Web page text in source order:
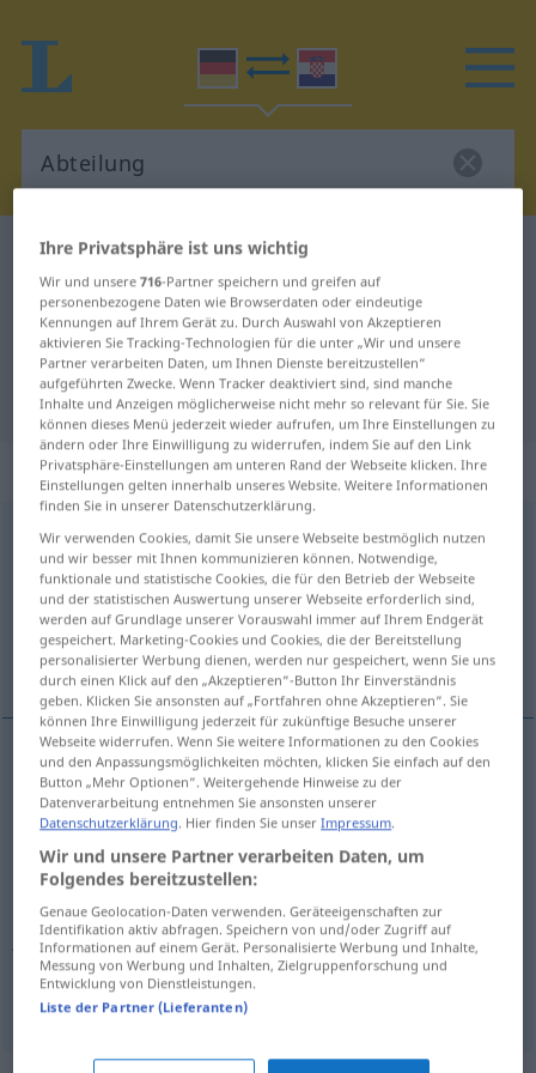
Deutsch-Kroatisch Wörterbuch
Deutsch-Kroatisch Übersetzung für
"Abteilung"
"Abteilung" Kroatisch Übersetzung
„Abteilung“: Femininum
Abteilungf <Abteilung;-en>
Übersicht aller Übersetzungen
(Für mehr Details die Übersetzung anklicken/antippen)
odio, odjel, odsjek, sekcija, jedinica, odred
odio,odjel Abteilung
Betrieb auch
jedinica Abteilungim Krankenhaus auch
odred Abteilung
Ihre Privatsphäre ist uns wichtig
Wir und unsere716-Partner speichern und greifen auf
personenbezogene Daten wie Browserdaten oder eindeutige
Kennungen auf Ihrem Gerät zu. Durch Auswahl von Akzeptieren
aktivieren Sie Tracking-Technologien für die unter „Wir und unsere
Partner verarbeiten Daten, um Ihnen Dienste bereitzustellen“
aufgeführten Zwecke. Wenn Tracker deaktiviert sind, sind manche
Inhalte und Anzeigen möglicherweise nicht mehr so relevant für Sie. Sie
können dieses Menü jederzeit wieder aufrufen, um Ihre Einstellungen zu
ändern oder Ihre Einwilligung zu widerrufen, indem Sie auf den Link
Privatsphäre-Einstellungen am unteren Rand der Webseite klicken. Ihre
Einstellungen gelten innerhalb unseres Website. Weitere Informationen
finden Sie in unserer Datenschutzerklärung.
Wir verwenden Cookies, damit Sie unsere Webseite bestmöglich nutzen
und wir besser mit Ihnen kommunizieren können. Notwendige,
funktionale und statistische Cookies, die für den Betrieb der Webseite
und der statistischen Auswertung unserer Webseite erforderlich sind,
werden auf Grundlage unserer Vorauswahl immer auf Ihrem Endgerät
gespeichert. Marketing-Cookies und Cookies, die der Bereitstellung
personalisierter Werbung dienen, werden nur gespeichert, wenn Sie uns
durch einen Klick auf den „Akzeptieren“-Button Ihr Einverständnis
geben. Klicken Sie ansonsten auf „Fortfahren ohne Akzeptieren“. Sie
können Ihre Einwilligung jederzeit für zukünftige Besuche unserer
Webseite widerrufen. Wenn Sie weitere Informationen zu den Cookies
und den Anpassungsmöglichkeiten möchten, klicken Sie einfach auf den
Button „Mehr Optionen“. Weitergehende Hinweise zu der
Datenverarbeitung entnehmen Sie ansonsten unserer
Datenschutzerklärung. Hier finden Sie unserImpressum.
Wir und unsere Partner verarbeiten Daten, um
Folgendes bereitzustellen:
Genaue Geolocation-Daten verwenden. Geräteeigenschaften zur
Identifikation aktiv abfragen. Speichern von und/oder Zugriff auf
Informationen auf einem Gerät. Personalisierte Werbung und Inhalte,
Messung von Werbung und Inhalten, Zielgruppenforschung und
Entwicklung von Dienstleistungen.
Liste der Partner (Lieferanten)